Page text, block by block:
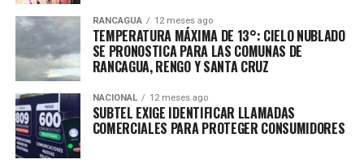
RANCAGUA 12 meses ago
TEMPERATURA MÁXIMA DE 13°: CIELO NUBLADO
SE PRONOSTICA PARA LAS COMUNAS DE
RANCAGUA, RENGO Y SANTA CRUZ
NACIONAL 12 meses ago
SUBTEL EXIGE IDENTIFICAR LLAMADAS
COMERCIALES PARA PROTEGER CONSUMIDORES